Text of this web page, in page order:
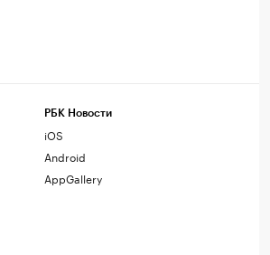
РБК Новости
iOS
Android
AppGallery